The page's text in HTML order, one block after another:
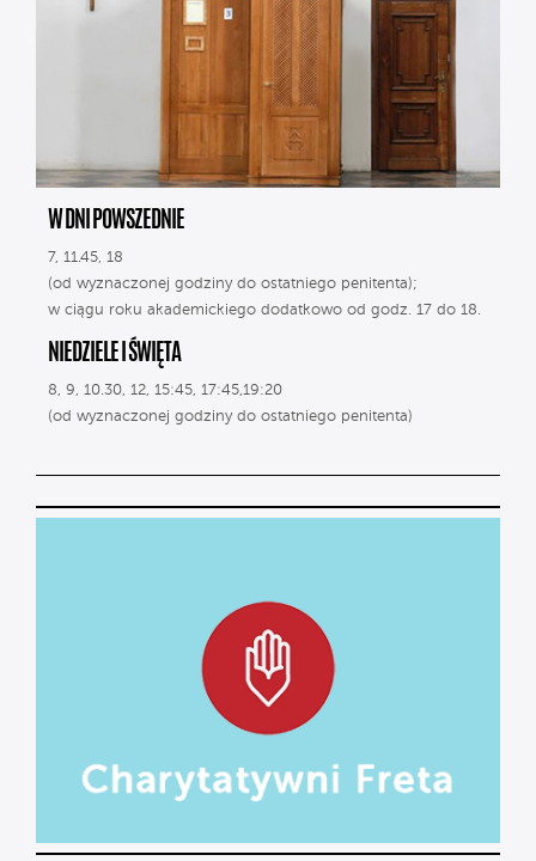
W DNI POWSZEDNIE
7, 11.45, 18
(od wyznaczonej godziny do ostatniego penitenta);
w ciągu roku akademickiego dodatkowo od godz. 17 do 18.
NIEDZIELE I ŚWIĘTA
8, 9, 10.30, 12, 15:45, 17:45,19:20
(od wyznaczonej godziny do ostatniego penitenta)